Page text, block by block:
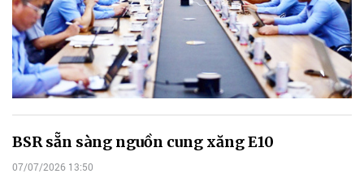
BSR sẵn sàng nguồn cung xăng E10
07/07/2026 13:50